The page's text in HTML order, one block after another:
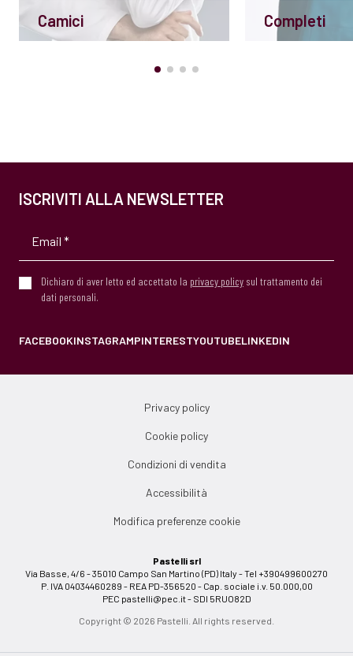
Camici Completi
ISCRIVITI ALLA NEWSLETTER
Dichiaro di aver letto ed accettato la privacy policy sul trattamento dei
dati personali.
FACEBOOKINSTAGRAMPINTERESTYOUTUBELINKEDIN
Privacy policy
Cookie policy
Condizioni di vendita
Accessibilità
Modifica preferenze cookie
Pastelli srl
Via Basse, 4/6 - 35010 Campo San Martino (PD) Italy - Tel +390499600270
P. IVA 04034460289 - REA PD-356520 - Cap. sociale i.v. 50.000,00
PEC pastelli@pec.it- SDI 5RUO82D
Copyright © 2026 Pastelli. All rights reserved.